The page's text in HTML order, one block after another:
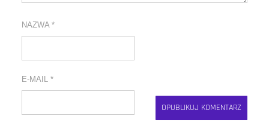
NAZWA *
E-MAIL *